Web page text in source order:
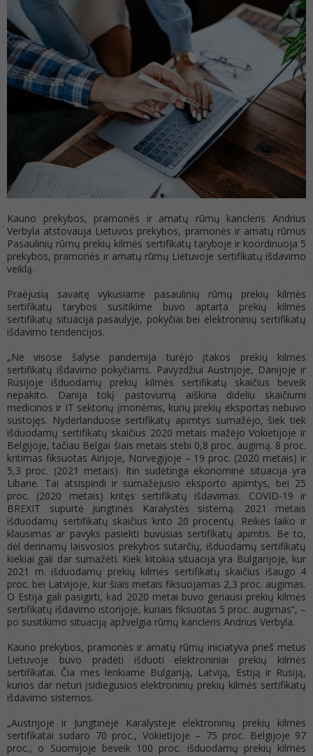
Kauno prekybos, pramonės ir amatų rūmų kancleris Andrius
Verbyla atstovauja Lietuvos prekybos, pramonės ir amatų rūmus
Pasaulinių rūmų prekių kilmės sertifikatų taryboje ir koordinuoja 5
prekybos, pramonės ir amatų rūmų Lietuvoje sertifikatų išdavimo
veiklą.
Praėjusią savaitę vykusiame pasaulinių rūmų prekių kilmės
sertifikatų tarybos susitikime buvo aptarta prekių kilmės
sertifikatų situacija pasaulyje, pokyčiai bei elektroninių sertifikatų
išdavimo tendencijos.
„Ne visose šalyse pandemija turėjo įtakos prekių kilmės
sertifikatų išdavimo pokyčiams. Pavyzdžiui Austrijoje, Danijoje ir
Rusijoje išduodamų prekių kilmės sertifikatų skaičius beveik
nepakito. Danija tokį pastovumą aiškina dideliu skaičiumi
medicinos ir IT sektorių įmonėmis, kurių prekių eksportas nebuvo
sustojęs. Nyderlanduose sertifikatų apimtys sumažėjo, šiek tiek
išduodamų sertifikatų skaičius 2020 metais mažėjo Vokietijoje ir
Belgijoje, tačiau Belgai šiais metais stebi 0,8 proc. augimą. 8 proc.
kritimas fiksuotas Airijoje, Norvegijoje – 19 proc. (2020 metais) ir
5,3 proc. (2021 metais). Itin sudėtinga ekonominė situacija yra
Libane. Tai atsispindi ir sumažėjusio eksporto apimtys, bei 25
proc. (2020 metais) kritęs sertifikatų išdavimas. COVID-19 ir
BREXIT supurtė Jungtinės Karalystės sistemą. 2021 metais
išduodamų sertifikatų skaičius krito 20 procentų. Reikės laiko ir
klausimas ar pavyks pasiekti buvusias sertifikatų apimtis. Be to,
dėl derinamų laisvosios prekybos sutarčių, išduodamų sertifikatų
kiekiai gali dar sumažėti. Kiek kitokia situacija yra Bulgarijoje, kur
2021 m. išduodamų prekių kilmės sertifikatų skaičius išaugo 4
proc. bei Latvijoje, kur šiais metais fiksuojamas 2,3 proc. augimas.
O Estija gali pasigirti, kad 2020 metai buvo geriausi prekių kilmės
sertifikatų išdavimo istorijoje, kuriais fiksuotas 5 proc. augimas“, –
po susitikimo situaciją apžvelgia rūmų kancleris Andrius Verbyla.
Kauno prekybos, pramonės ir amatų rūmų iniciatyva prieš metus
Lietuvoje buvo pradėti išduoti elektroniniai prekių kilmės
sertifikatai. Čia mes lenkiame Bulgariją, Latviją, Estiją ir Rusiją,
kurios dar neturi įsidiegusios elektroninių prekių kilmės sertifikatų
išdavimo sistemos.
„Austrijoje ir Jungtinėje Karalystėje elektroninių prekių kilmės
sertifikatai sudaro 70 proc., Vokietijoje – 75 proc. Belgijoje 97
proc., o Suomijoje beveik 100 proc. išduodamų prekių kilmės